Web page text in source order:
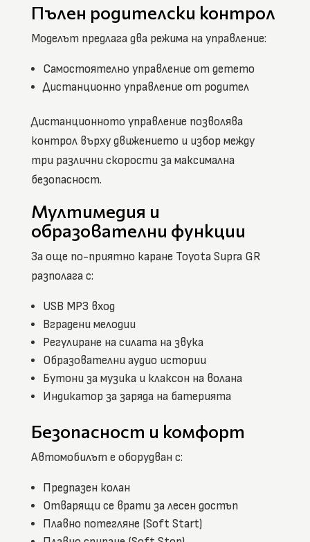
Пълен родителски контрол
Моделът предлага два режима на управление:
Самостоятелно управление от детето
Дистанционно управление от родител
Дистанционното управление позволява
контрол върху движението и избор между
три различни скорости за максимална
безопасност.
Мултимедия и
образователни функции
За още по-приятно каране Toyota Supra GR
разполага с:
USB MP3 вход
Вградени мелодии
Регулиране на силата на звука
Образователни аудио истории
Бутони за музика и клаксон на волана
Индикатор за заряда на батерията
Безопасност и комфорт
Автомобилът е оборудван с:
Предпазен колан
Отварящи се врати за лесен достъп
Плавно потегляне (Soft Start)